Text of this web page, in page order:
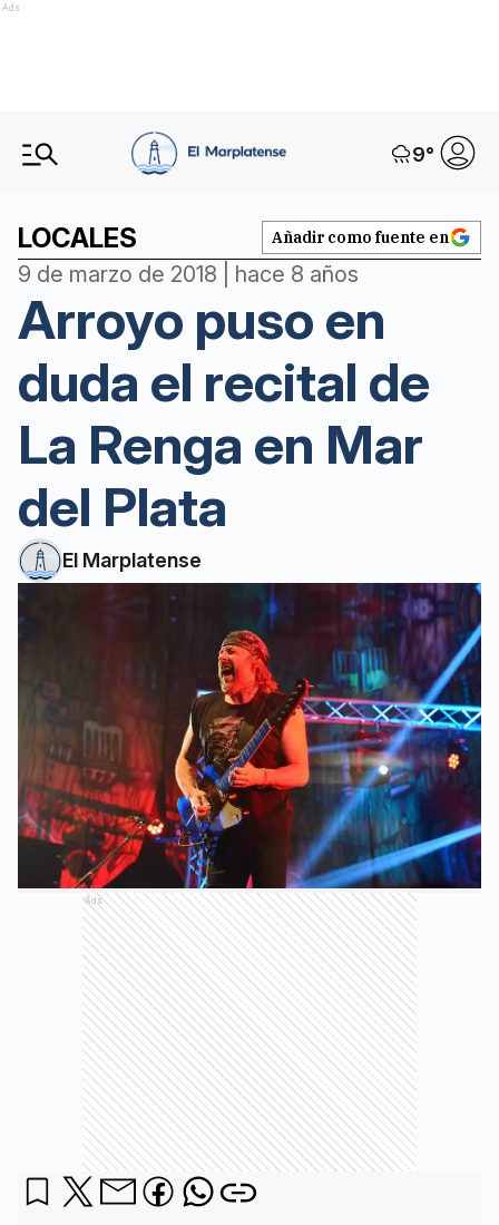
Ads
9°
LOCALES Añadir como fuente en
9 de marzo de 2018 | hace 8 años
Arroyo puso en
duda el recital de
La Renga en Mar
del Plata
El Marplatense
Ads